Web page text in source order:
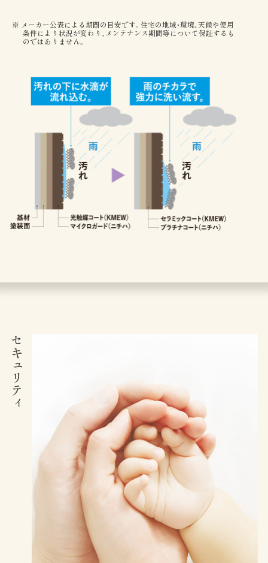
メーカー公表による期間の目安です。住宅の地域・環境、天候や使用
条件により状況が変わり、メンテナンス期間等について保証するも
のではありません。
セキュリティ